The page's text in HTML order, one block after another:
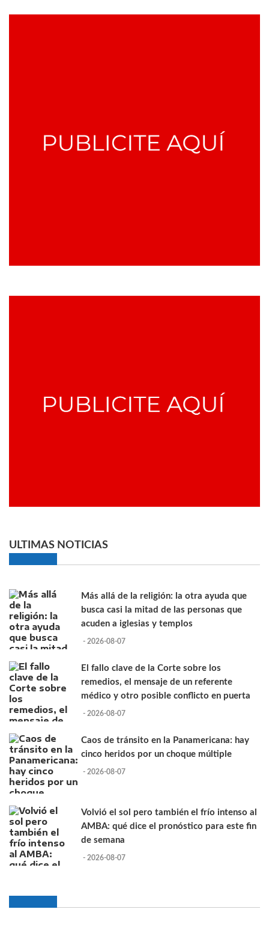
ULTIMAS NOTICIAS
Más allá de la religión: la otra ayuda que
busca casi la mitad de las personas que
acuden a iglesias y templos
- 2026-08-07
El fallo clave de la Corte sobre los
remedios, el mensaje de un referente
médico y otro posible conflicto en puerta
- 2026-08-07
Caos de tránsito en la Panamericana: hay
cinco heridos por un choque múltiple
- 2026-08-07
Volvió el sol pero también el frío intenso al
AMBA: qué dice el pronóstico para este fin
de semana
- 2026-08-07